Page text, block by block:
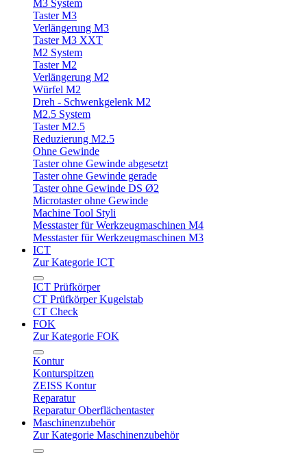
M3 System
Taster M3
Verlängerung M3
Taster M3 XXT
M2 System
Taster M2
Verlängerung M2
Würfel M2
Dreh - Schwenkgelenk M2
M2.5 System
Taster M2.5
Reduzierung M2.5
Ohne Gewinde
Taster ohne Gewinde abgesetzt
Taster ohne Gewinde gerade
Taster ohne Gewinde DS Ø2
Microtaster ohne Gewinde
Machine Tool Styli
Messtaster für Werkzeugmaschinen M4
Messtaster für Werkzeugmaschinen M3
ICT
Zur Kategorie ICT
ICT Prüfkörper
CT Prüfkörper Kugelstab
CT Check
FOK
Zur Kategorie FOK
Kontur
Konturspitzen
ZEISS Kontur
Reparatur
Reparatur Oberflächentaster
Maschinenzubehör
Zur Kategorie Maschinenzubehör